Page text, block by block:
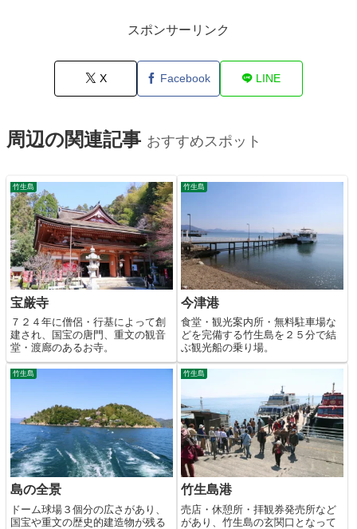
スポンサーリンク
X Facebook LINE
周辺の関連記事 おすすめスポット
竹生島
宝厳寺
７２４年に僧侶・行基によって創
建され、国宝の唐門、重文の観音
堂・渡廊のあるお寺。
竹生島
今津港
食堂・観光案内所・無料駐車場な
どを完備する竹生島を２５分で結
ぶ観光船の乗り場。
竹生島
島の全景
ドーム球場３個分の広さがあり、
国宝や重文の歴史的建造物が残る
竹生島
竹生島港
売店・休憩所・拝観券発売所など
があり、竹生島の玄関口となって